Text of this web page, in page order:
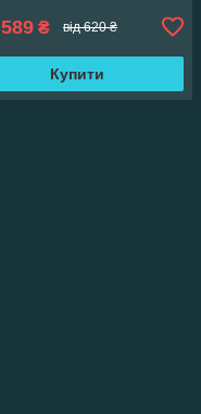
589 ₴ від 620 ₴
Купити